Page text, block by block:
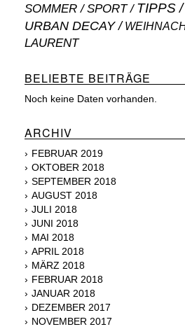
SOMMER SPORT TIPPS
URBAN DECAY
LAURENT
BELIEBTE BEITRÄGE
Noch keine Daten vorhanden.
ARCHIV
FEBRUAR 2019
OKTOBER 2018
SEPTEMBER 2018
AUGUST 2018
JULI 2018
JUNI 2018
MAI 2018
APRIL 2018
MÄRZ 2018
FEBRUAR 2018
JANUAR 2018
DEZEMBER 2017
NOVEMBER 2017